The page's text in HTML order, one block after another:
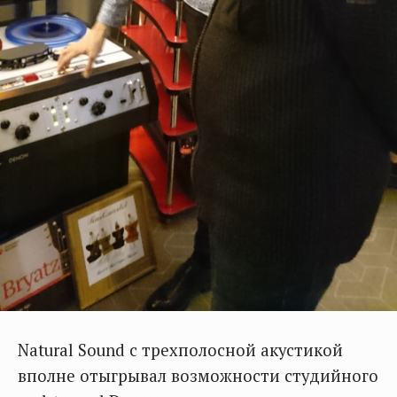
Natural Sound с трехполосной акустикой
вполне отыгрывал возможности студийного